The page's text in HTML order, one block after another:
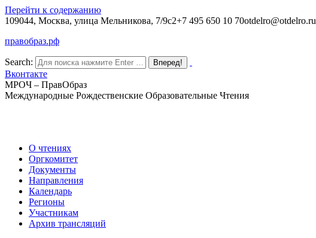
Перейти к содержанию
109044, Москва, улица Мельникова, 7/9с2+7 495 650 10 70otdelro@otdelro.ru
правобраз.рф
Search:
Вконтакте
МРОЧ – ПравОбраз
Международные Рождественские Образовательные Чтения
О чтениях
Оргкомитет
Документы
Направления
Календарь
Регионы
Участникам
Архив трансляций